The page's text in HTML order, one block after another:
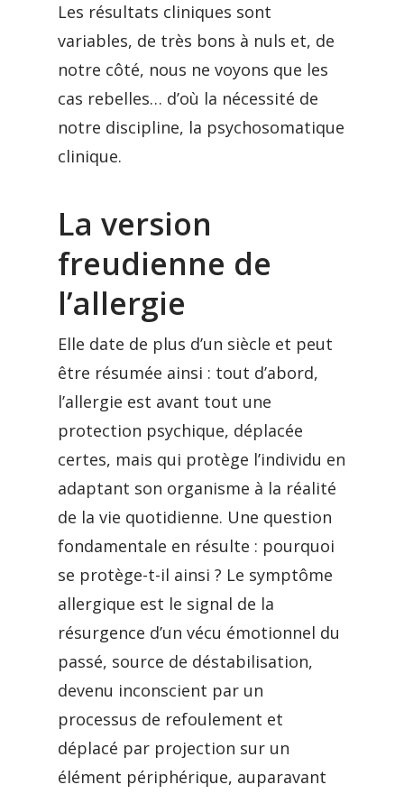
Les résultats cliniques sont
variables, de très bons à nuls et, de
notre côté, nous ne voyons que les
cas rebelles… d’où la nécessité de
notre discipline, la psychosomatique
clinique.
La version
freudienne de
l’allergie
Elle date de plus d’un siècle et peut
être résumée ainsi : tout d’abord,
l’allergie est avant tout une
protection psychique, déplacée
certes, mais qui protège l’individu en
adaptant son organisme à la réalité
de la vie quotidienne. Une question
fondamentale en résulte : pourquoi
se protège-t-il ainsi ? Le symptôme
allergique est le signal de la
résurgence d’un vécu émotionnel du
passé, source de déstabilisation,
devenu inconscient par un
processus de refoulement et
déplacé par projection sur un
élément périphérique, auparavant